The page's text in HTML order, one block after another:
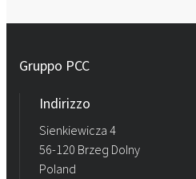
Gruppo PCC
Indirizzo
Sienkiewicza 4
56-120 Brzeg Dolny
Poland